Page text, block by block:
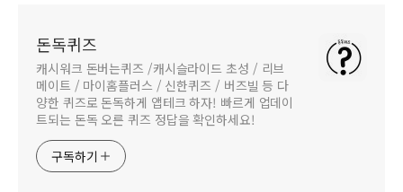
돈독퀴즈
캐시워크 돈버는퀴즈 /캐시슬라이드 초성 / 리브
메이트 / 마이홈플러스 / 신한퀴즈 / 버즈빌 등 다
양한 퀴즈로 돈독하게 앱테크 하자! 빠르게 업데이
트되는 돈독 오른 퀴즈 정답을 확인하세요!
구독하기